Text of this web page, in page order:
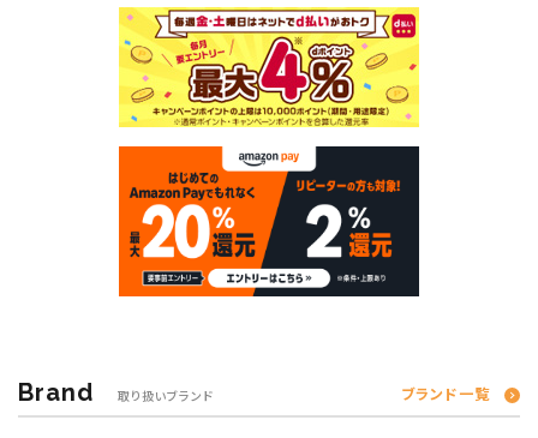
Brand 取り扱いブランド ブランド一覧